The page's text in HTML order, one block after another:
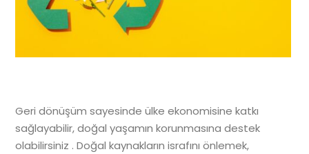
Geri dönüşüm sayesinde ülke ekonomisine katkı
sağlayabilir, doğal yaşamın korunmasına destek
olabilirsiniz . Doğal kaynakların israfını önlemek,